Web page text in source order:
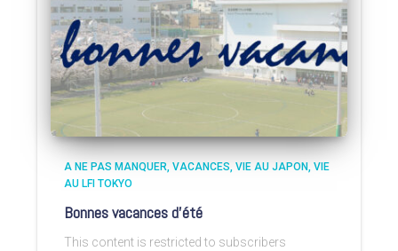
A NE PAS MANQUER VACANCES VIE AU JAPON VIE
AU LFI TOKYO
Bonnes vacances d’été
This content is restricted to subscribers